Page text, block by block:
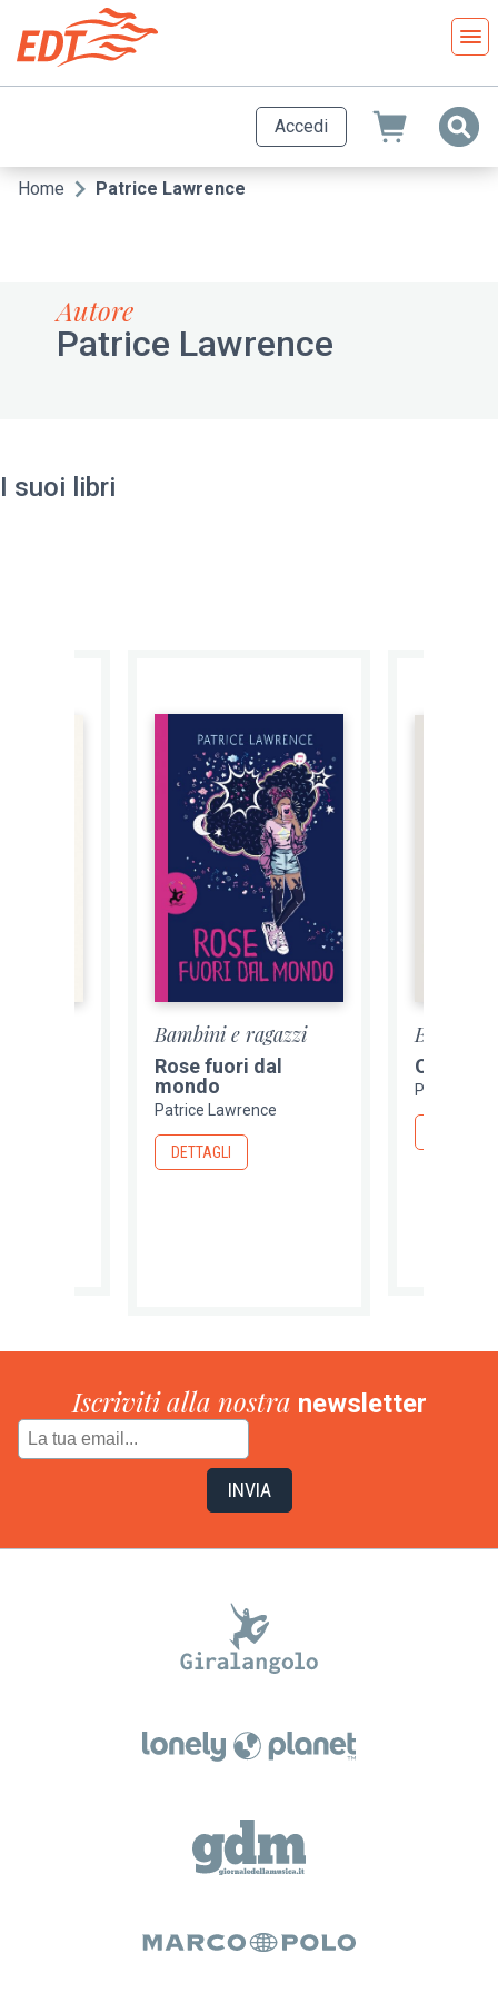
contenuto
principale
Accedi
Briciole
Home Patrice Lawrence
Autore
Patrice Lawrence
I suoi libri
Bambini e ragazzi
Rose fuori dal
mondo
Patrice Lawrence
DETTAGLI
Bambini
Patrice
Iscriviti alla nostra newsletter